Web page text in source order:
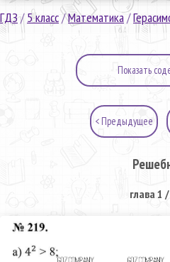
ГДЗ/5 класс/Математика/
Показать
< Предыдущее
глава 1